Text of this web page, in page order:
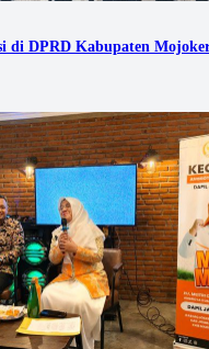
di DPRD Kabupaten